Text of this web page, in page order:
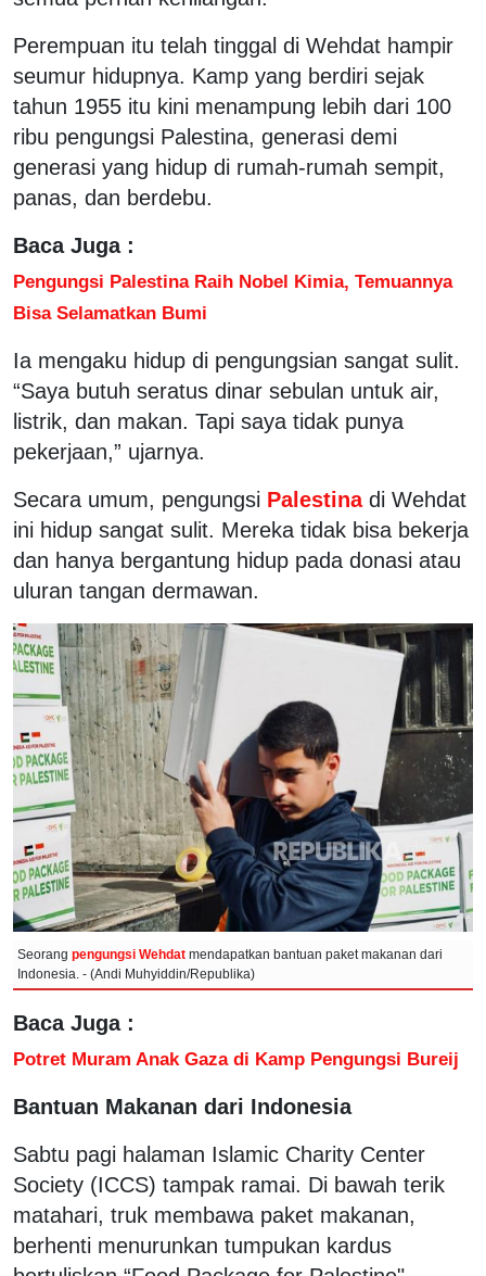
Perempuan itu telah tinggal di Wehdat hampir
seumur hidupnya. Kamp yang berdiri sejak
tahun 1955 itu kini menampung lebih dari 100
ribu pengungsi Palestina, generasi demi
generasi yang hidup di rumah-rumah sempit,
panas, dan berdebu.
Baca Juga :
Pengungsi Palestina Raih Nobel Kimia, Temuannya
Bisa Selamatkan Bumi
Ia mengaku hidup di pengungsian sangat sulit.
“Saya butuh seratus dinar sebulan untuk air,
listrik, dan makan. Tapi saya tidak punya
pekerjaan,” ujarnya.
Secara umum, pengungsi Palestina di Wehdat
ini hidup sangat sulit. Mereka tidak bisa bekerja
dan hanya bergantung hidup pada donasi atau
uluran tangan dermawan.
Seorang pengungsi Wehdat mendapatkan bantuan paket makanan dari
Indonesia. - (Andi Muhyiddin/Republika)
Baca Juga :
Potret Muram Anak Gaza di Kamp Pengungsi Bureij
Bantuan Makanan dari Indonesia
Sabtu pagi halaman Islamic Charity Center
Society (ICCS) tampak ramai. Di bawah terik
matahari, truk membawa paket makanan,
berhenti menurunkan tumpukan kardus